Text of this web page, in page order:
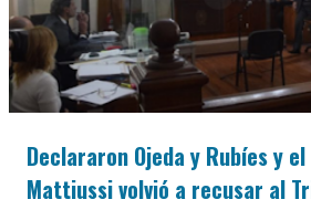
Declararon Ojeda y Rubíes y
Mattiussi volvió a recusar al